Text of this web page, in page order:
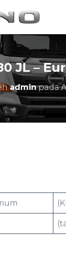
JL –
adminpada